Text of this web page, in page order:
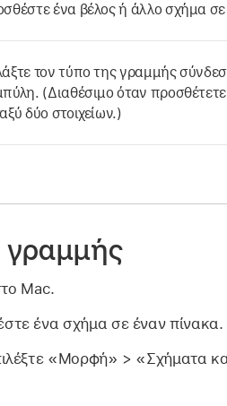
ένα βέλος ή άλλο σχήμα
τον τύπο της γραμμής
(Διαθέσιμο όταν
δύο στοιχείων.)
γραμμής
Mac.
ένα σχήμα σε έναν πίνακα.
«Μορφή» > «Σχήματα